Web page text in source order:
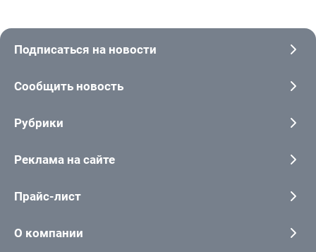
Подписаться на новости
Сообщить новость
Рубрики
Реклама на сайте
Прайс-лист
О компании